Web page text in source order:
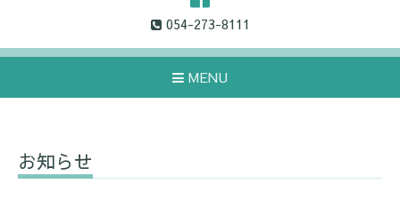
054-273-8111
MENU
お知らせ